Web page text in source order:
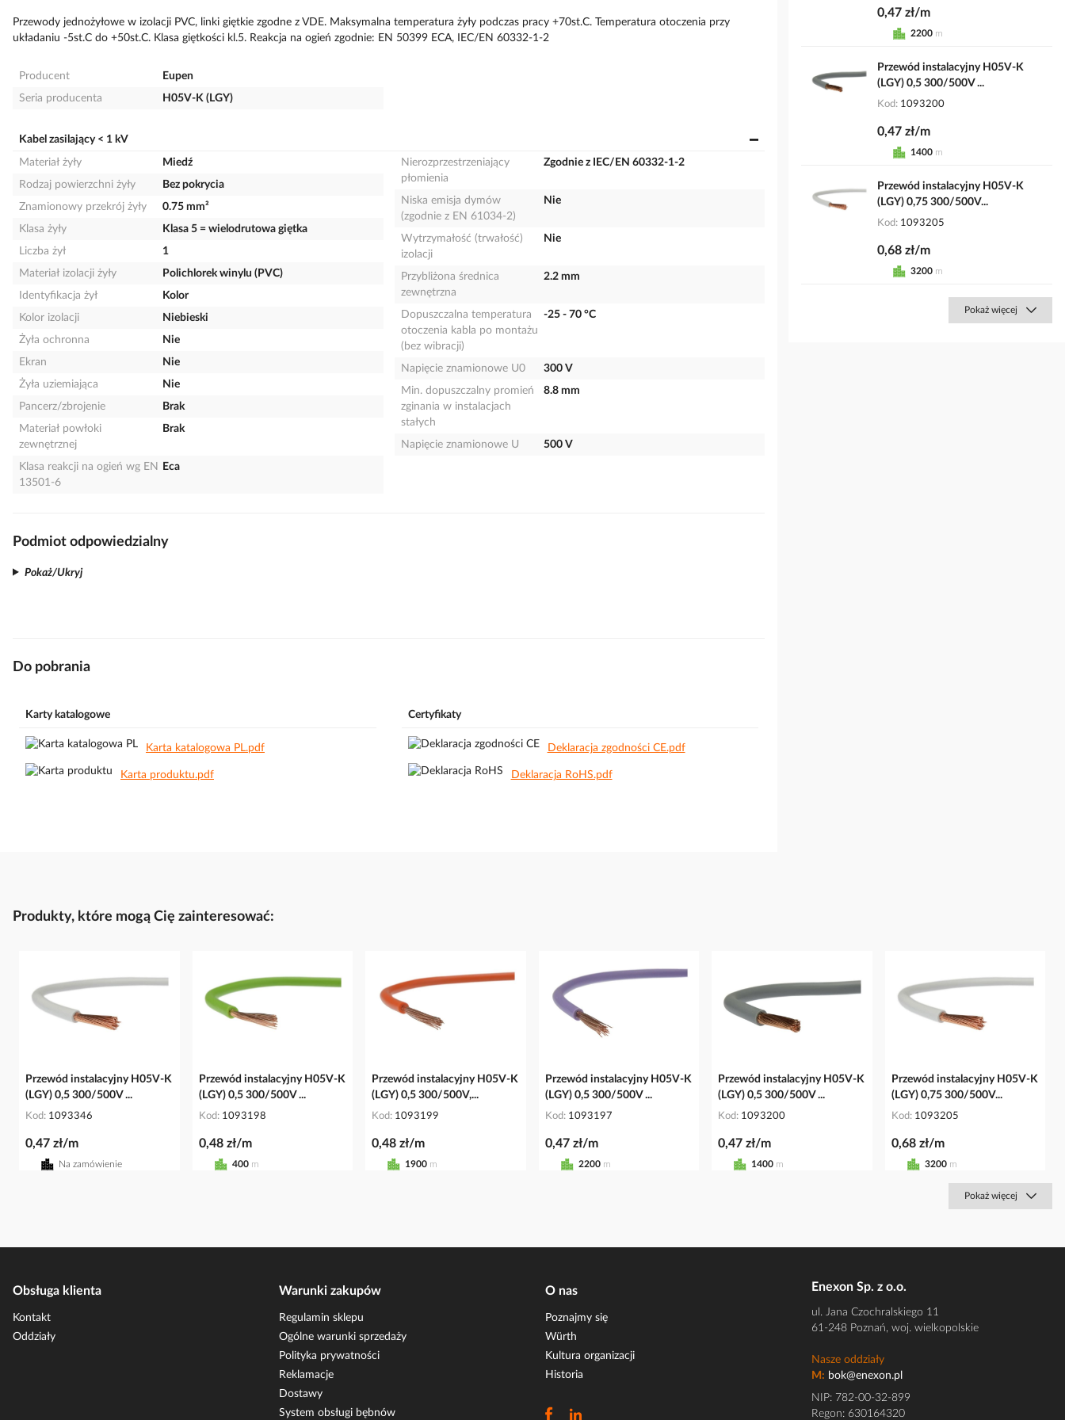
Przewody jednożyłowe w izolacji PVC, linki giętkie zgodne z VDE. Maksymalna temperatura żyły podczas pracy +70st.C. Temperatura otoczenia przy
układaniu -5st.C do +50st.C. Klasa giętkości kl.5. Reakcja na ogień zgodnie: EN 50399 ECA, IEC/EN 60332-1-2
Producent
Eupen
Seria producenta
H05V-K (LGY)
Kabel zasilający < 1 kV
Materiał żyły
Miedź
Rodzaj powierzchni żyły
Bez pokrycia
Znamionowy przekrój żyły
0.75 mm²
Klasa żyły
Klasa 5 = wielodrutowa giętka
Liczba żył
1
Materiał izolacji żyły
Polichlorek winylu (PVC)
Identyfikacja żył
Kolor
Kolor izolacji
Niebieski
Żyła ochronna
Nie
Ekran
Nie
Żyła uziemiająca
Nie
Pancerz/zbrojenie
Brak
Materiał powłoki
zewnętrznej
Brak
Klasa reakcji na ogień wg EN
13501-6
Eca
Nierozprzestrzeniający
płomienia
Zgodnie z IEC/EN 60332-1-2
Niska emisja dymów
(zgodnie z EN 61034-2)
Nie
Wytrzymałość (trwałość)
izolacji
Nie
Przybliżona średnica
zewnętrzna
2.2 mm
Dopuszczalna temperatura
otoczenia kabla po montażu
(bez wibracji)
-25 - 70 °C
Napięcie znamionowe U0
300 V
Min. dopuszczalny promień
zginania w instalacjach
stałych
8.8 mm
Napięcie znamionowe U 500 V
Podmiot odpowiedzialny
Pokaż/Ukryj
Do pobrania
Karty katalogowe
Karta katalogowa PL.pdf
Karta produktu.pdf
Certyfikaty
Deklaracja zgodności CE.pdf
Deklaracja RoHS.pdf
0,47 zł/m
2200 m
Przewód instalacyjny H05V-K
(LGY) 0,5 300/500V ...
Kod 1093200
0,47 zł/m
1400 m
Przewód instalacyjny H05V-K
(LGY) 0,75 300/500V...
Kod 1093205
0,68 zł/m
3200 m
Pokaż więcej
Produkty, które mogą Cię zainteresować:
Przewód instalacyjny H05V-K
(LGY) 0,5 300/500V ...
Kod 1093346
0,47 zł/m
Na zamówienie
Przewód instalacyjny H05V-K
(LGY) 0,5 300/500V ...
Kod 1093198
0,48 zł/m
400 m
Przewód instalacyjny H05V-K
(LGY) 0,5 300/500V,...
Kod 1093199
0,48 zł/m
1900 m
Przewód instalacyjny H05V-K
(LGY) 0,5 300/500V ...
Kod 1093197
0,47 zł/m
2200 m
Przewód instalacyjny H05V-K
(LGY) 0,5 300/500V ...
Kod 1093200
0,47 zł/m
1400 m
Przewód instalacyjny H05V-K
(LGY) 0,75 300/500V...
Kod 1093205
0,68 zł/m
3200 m
Pokaż więcej
Obsługa klienta
Kontakt
Oddziały
Warunki zakupów
Regulamin sklepu
Ogólne warunki sprzedaży
Polityka prywatności
Reklamacje
Dostawy
System obsługi bębnów
O nas
Poznajmy się
Würth
Kultura organizacji
Historia
Enexon Sp. z o.o.
ul. Jana Czochralskiego 11
61-248 Poznań, woj. wielkopolskie
Nasze oddziały
M: bok@enexon.pl
NIP: 782-00-32-899
Regon: 630164320